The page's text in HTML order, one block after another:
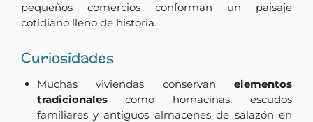
pequeños comercios conforman un paisaje
cotidiano lleno de historia.
Curiosidades
Muchas viviendas conservan elementos
tradicionalescomo hornacinas, escudos
familiares y antiguos almacenes de salazón en